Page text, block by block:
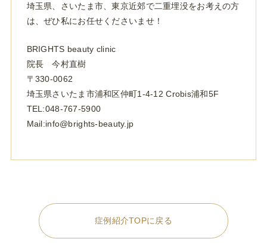
埼玉県、さいたま市、東京近郊で二重埋没をお考えの方
は、ぜひ私にお任せくださいませ！
BRIGHTS beauty clinic
院長 今村直樹
〒330-0062
埼玉県さいたま市浦和区仲町1-4-12 Crobis浦和5F
TEL:048-767-5900
Mail:info@brights-beauty.jp
症例紹介TOPに戻る